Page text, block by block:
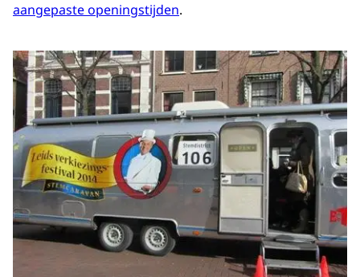
aangepaste openingstijden.